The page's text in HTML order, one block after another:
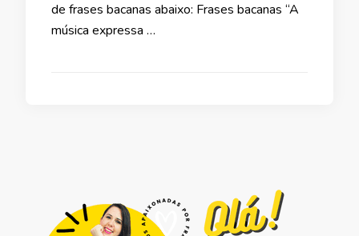
de frases bacanas abaixo: Frases bacanas “A
música expressa …